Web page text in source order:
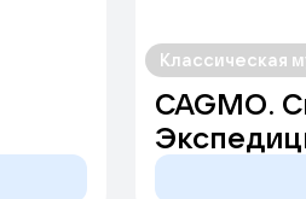
Классическая
CAGMO.